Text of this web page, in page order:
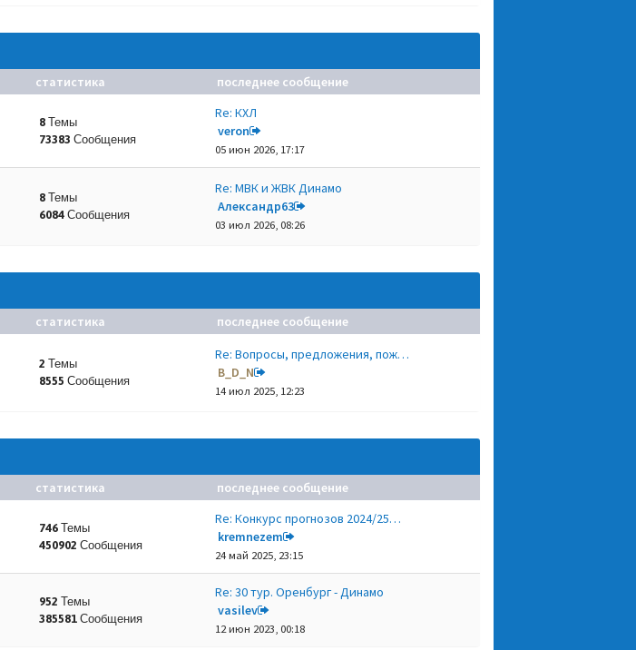
статистика последнее сообщение
8 Темы
73383 Сообщения
Re: КХЛ
veron
05 июн 2026, 17:17
8 Темы
6084 Сообщения
Re: МВК и ЖВК Динамо
Александр63
03 июл 2026, 08:26
статистика последнее сообщение
2 Темы
8555 Сообщения
Re: Вопросы, предложения, пож…
B_D_N
14 июл 2025, 12:23
статистика последнее сообщение
746 Темы
450902 Сообщения
Re: Конкурс прогнозов 2024/25…
kremnezem
24 май 2025, 23:15
952 Темы
385581 Сообщения
Re: 30 тур. Оренбург - Динамо
vasilev
12 июн 2023, 00:18